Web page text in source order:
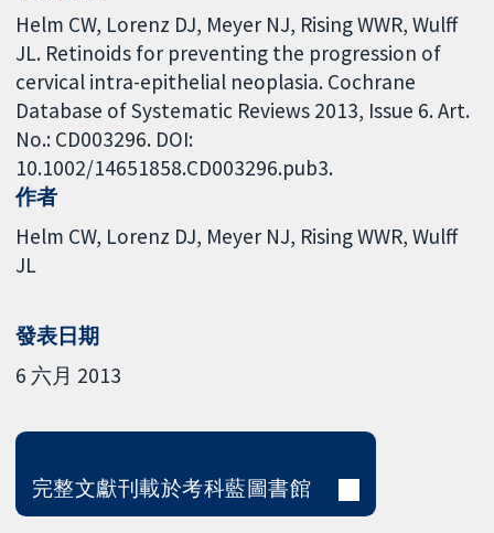
Helm CW, Lorenz DJ, Meyer NJ, Rising WWR, Wulff
JL. Retinoids for preventing the progression of
cervical intra-epithelial neoplasia. Cochrane
Database of Systematic Reviews 2013, Issue 6. Art.
No.: CD003296. DOI:
10.1002/14651858.CD003296.pub3.
作者
Helm CW Lorenz DJ Meyer NJ Rising WWR Wulff
JL
發表日期
6 六月 2013
完整文獻刊載於考科藍圖書館